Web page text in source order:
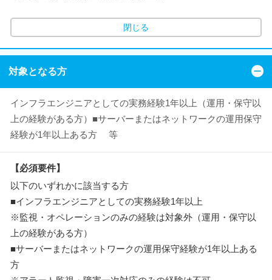
閉じる
対象となる方
インフラエンジニアとしての実務経験1年以上（運用・保守以
上の経験がある方）■サーバーまたはネットワークの運用保守
経験が1年以上ある方 等
【必須要件】
以下のいずれかに該当する方
■インフラエンジニアとしての実務経験1年以上
※監視・オペレーションのみの経験は対象外（運用・保守以
上の経験がある方）
■サーバーまたはネットワークの運用保守経験が1年以上ある
方